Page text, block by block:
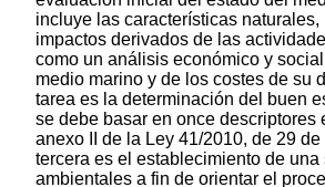
incluye las características
impactos derivados de las
como un análisis económico y
medio marino y de los costes de su
tarea es la determinación del buen
se debe basar en once descriptores
anexo II de la Ley 41/2010, de 29
tercera es el establecimiento de
ambientales a fin de orientar el